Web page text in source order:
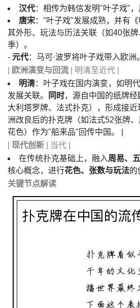
汉代：相传为韩信发明"叶子戏"，
唐宋："叶子戏"发展成熟，并有《
其外形、玩法与历法关联（如40张
季）。
- 元代：马可·波罗将叶子戏带入欧洲
欧洲演变与回流 | 明清至近代 |
明清：叶子戏在国内演变，如明
发展关联。
同时，源自中国的纸牌
大利塔罗牌、法式扑克），形成接近
洲改良后的扑克牌（如法式52张牌
花色）作为"船来品"回传中国。 |
现代创新 | 当代 |
在传统扑克基础上，融入周易、
核心概念，进行花色、张数与玩法的
关键节点解读